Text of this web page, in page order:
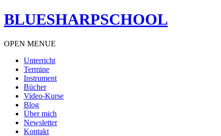
BLUESHARPSCHOOL
OPEN MENUE
Unterricht
Termine
Instrument
Bücher
Video-Kurse
Blog
Über mich
Newsletter
Kontakt